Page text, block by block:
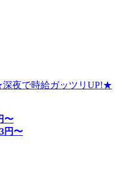
深夜で時給ガッツリUP!★
〜
円〜